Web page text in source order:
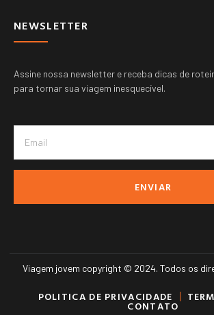
NEWSLETTER
Assine nossa newsletter e receba dicas de
para tornar sua viagem inesquecível.
ENVIAR
Viagem jovem copyright © 2024. Todos os
POLITICA DE PRIVACIDADE
CONTATO